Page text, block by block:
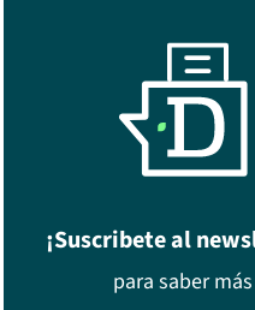
¡Suscribete al
para saber más